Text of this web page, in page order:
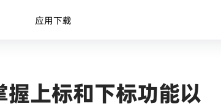
应用下载
上标和下标功能以